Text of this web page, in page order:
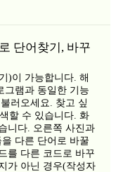
단어찾기, 바꾸
)이 가능합니다. 해
그램과 동일한 기능
러오세요. 찾고 싶
할 수 있습니다. 화
니다. 오른쪽 사진과
다른 단어로 바꿀
를 다른 코드로 바꾸
가 아닌 경우(작성자